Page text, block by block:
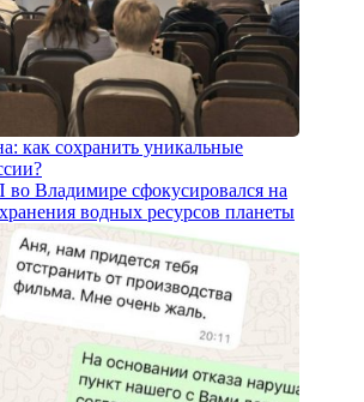
как сохранить уникальные
Владимире сфокусировался на
водных ресурсов планеты